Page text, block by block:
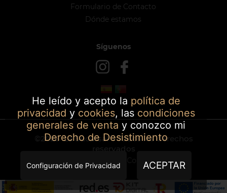
He leído y acepto la política de
privacidad y cookies, las condiciones
generales de venta y conozco mi
Derecho de Desistimiento
Configuración de Privacidad ACEPTAR
Formulario de Contacto
Dónde estamos
Síguenos
©2026 La Sucursal - Todos los derechos
reservados
Powered by SmartCommerce